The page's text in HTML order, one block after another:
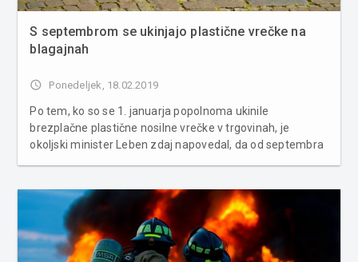
S septembrom se ukinjajo plastične vrečke na
blagajnah
access_time Ponedeljek, 18.02.2019
Po tem, ko so se 1. januarja popolnoma ukinile
brezplačne plastične nosilne vrečke v trgovinah, je
okoljski minister Leben zdaj napovedal, da od septembra
Trgovske zbornice Slovenije (...